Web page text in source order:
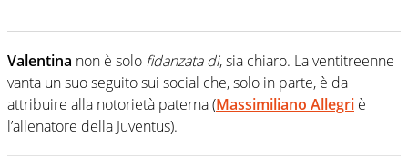
Valentina non è solo fidanzata di, sia chiaro. La ventitreenne
vanta un suo seguito sui social che, solo in parte, è da
attribuire alla notorietà paterna (Massimiliano Allegri è
l’allenatore della Juventus).